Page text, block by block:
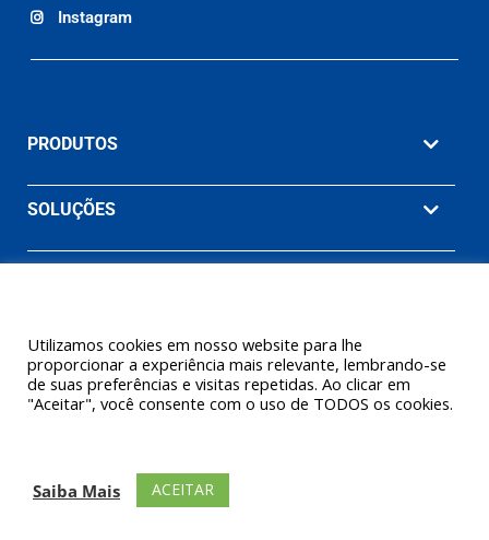
Instagram
PRODUTOS
SOLUÇÕES
EMPRESA
Controle Ltda. (Uma empresa Ashcroft® Inc.) Todos os direitos
reservados.
Utilizamos cookies em nosso website para lhe
proporcionar a experiência mais relevante, lembrando-se
de suas preferências e visitas repetidas. Ao clicar em
"Aceitar", você consente com o uso de TODOS os cookies.
Saiba Mais ACEITAR